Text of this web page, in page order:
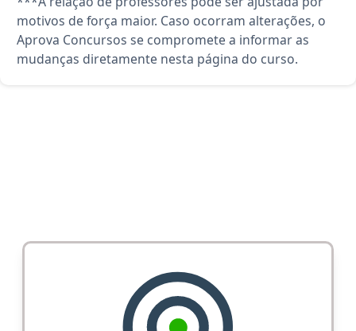
motivos de força maior. Caso ocorram alterações, o
Aprova Concursos se compromete a informar as
mudanças diretamente nesta página do curso.